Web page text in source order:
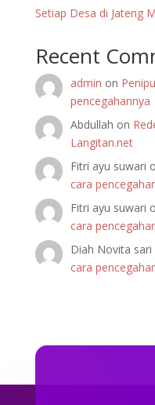
Setiap Desa di Jateng
Recent
admin on
pencegahannya
Abdullah on
Langitan.net
Fitri ayu suwari
cara
Fitri ayu suwari
cara
Diah Novita sari
cara